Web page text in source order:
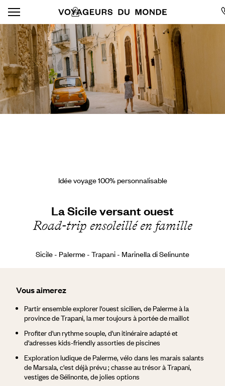
Idée voyage 100% personnalisable
La Sicile versant ouest
Road-trip ensoleillé en famille
Sicile - Palerme - Trapani - Marinella di Selinunte
Vous aimerez
Partir ensemble explorer l'ouest sicilien, de Palerme à la
province de Trapani, la mer toujours à portée de maillot
Profiter d'un rythme souple, d'un itinéraire adapté et
d'adresses kids-friendly assorties de piscines
Exploration ludique de Palerme, vélo dans les marais salants
de Marsala, c'est déjà prévu ; chasse au trésor à Trapani,
vestiges de Sélinonte, de jolies options